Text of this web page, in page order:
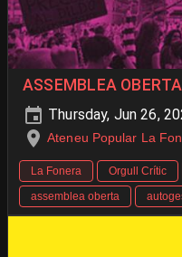
ASSEMBLEA
Thursday, Jun 26,
Ateneu Popular La
La Fonera Orgull Crític
assemblea oberta